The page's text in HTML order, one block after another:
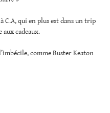
C.A, qui en plus est dans un trip
aux cadeaux.
comme Buster Keaton